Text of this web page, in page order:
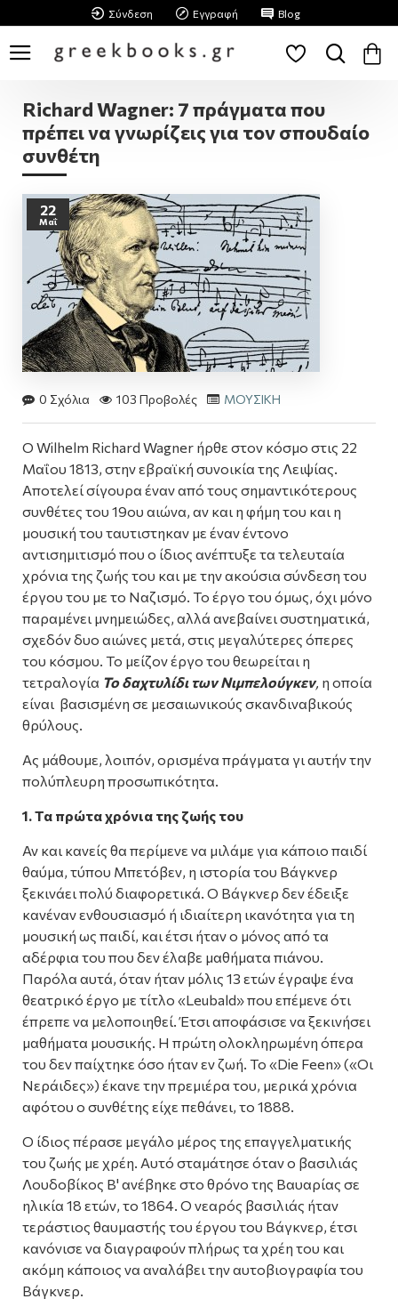
Σύνδεση Εγγραφή Blog
Richard Wagner: 7 πράγματα που
πρέπει να γνωρίζεις για τον σπουδαίο
συνθέτη
22
Μαΐ
0 Σχόλια 103 Προβολές ΜΟΥΣΙΚΗ
Ο Wilhelm Richard Wagner ήρθε στον κόσμο στις 22
Μαΐου 1813, στην εβραϊκή συνοικία της Λειψίας.
Αποτελεί σίγουρα έναν από τους σημαντικότερους
συνθέτες του 19ου αιώνα, αν και η φήμη του και η
μουσική του ταυτιστηκαν με έναν έντονο
αντισημιτισμό που ο ίδιος ανέπτυξε τα τελευταία
χρόνια της ζωής του και με την ακούσια σύνδεση του
έργου του με το Ναζισμό. Το έργο του όμως, όχι μόνο
παραμένει μνημειώδες, αλλά ανεβαίνει συστηματικά,
σχεδόν δυο αιώνες μετά, στις μεγαλύτερες όπερες
του κόσμου. Το μείζον έργο του θεωρείται η
τετραλογία Το δαχτυλίδι των Νιμπελούγκεν, η οποία
είναι βασισμένη σε μεσαιωνικούς σκανδιναβικούς
θρύλους.
Ας μάθουμε, λοιπόν, ορισμένα πράγματα γι αυτήν την
πολύπλευρη προσωπικότητα.
1. Τα πρώτα χρόνια της ζωής του
Αν και κανείς θα περίμενε να μιλάμε για κάποιο παιδί
θαύμα, τύπου Μπετόβεν, η ιστορία του Βάγκνερ
ξεκινάει πολύ διαφορετικά. Ο Βάγκνερ δεν έδειξε
κανέναν ενθουσιασμό ή ιδιαίτερη ικανότητα για τη
μουσική ως παιδί, και έτσι ήταν ο μόνος από τα
αδέρφια του που δεν έλαβε μαθήματα πιάνου.
Παρόλα αυτά, όταν ήταν μόλις 13 ετών έγραψε ένα
θεατρικό έργο με τίτλο «Leubald» που επέμενε ότι
έπρεπε να μελοποιηθεί. Έτσι αποφάσισε να ξεκινήσει
μαθήματα μουσικής. Η πρώτη ολοκληρωμένη όπερα
του δεν παίχτηκε όσο ήταν εν ζωή. Το «Die Feen» («Οι
Νεράιδες») έκανε την πρεμιέρα του, μερικά χρόνια
αφότου ο συνθέτης είχε πεθάνει, το 1888.
Ο ίδιος πέρασε μεγάλο μέρος της επαγγελματικής
του ζωής με χρέη. Αυτό σταμάτησε όταν ο βασιλιάς
Λουδοβίκος Β' ανέβηκε στο θρόνο της Βαυαρίας σε
ηλικία 18 ετών, το 1864. Ο νεαρός βασιλιάς ήταν
τεράστιος θαυμαστής του έργου του Βάγκνερ, έτσι
κανόνισε να διαγραφούν πλήρως τα χρέη του και
ακόμη κάποιος να αναλάβει την αυτοβιογραφία του
Βάγκνερ.